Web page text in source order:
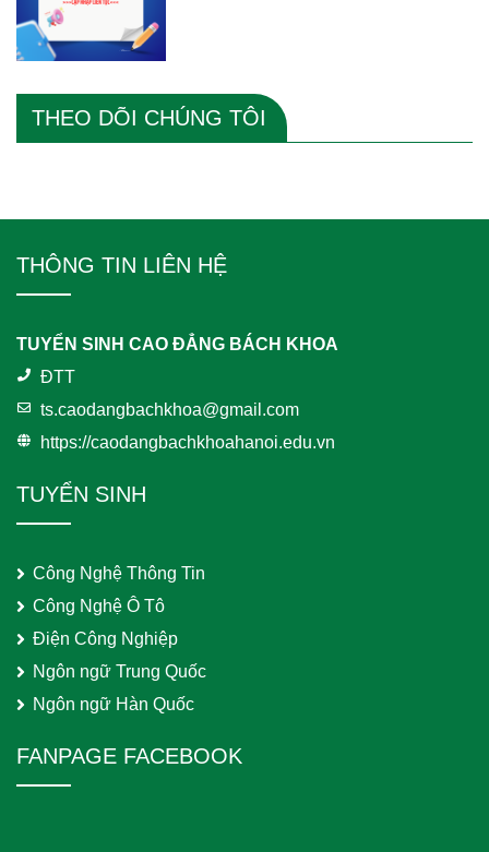
THEO DÕI CHÚNG TÔI
THÔNG TIN LIÊN HỆ
TUYỂN SINH CAO ĐẲNG BÁCH KHOA
ĐTT
ts.caodangbachkhoa@gmail.com
https://caodangbachkhoahanoi.edu.vn
TUYỂN SINH
Công Nghệ Thông Tin
Công Nghệ Ô Tô
Điện Công Nghiệp
Ngôn ngữ Trung Quốc
Ngôn ngữ Hàn Quốc
FANPAGE FACEBOOK